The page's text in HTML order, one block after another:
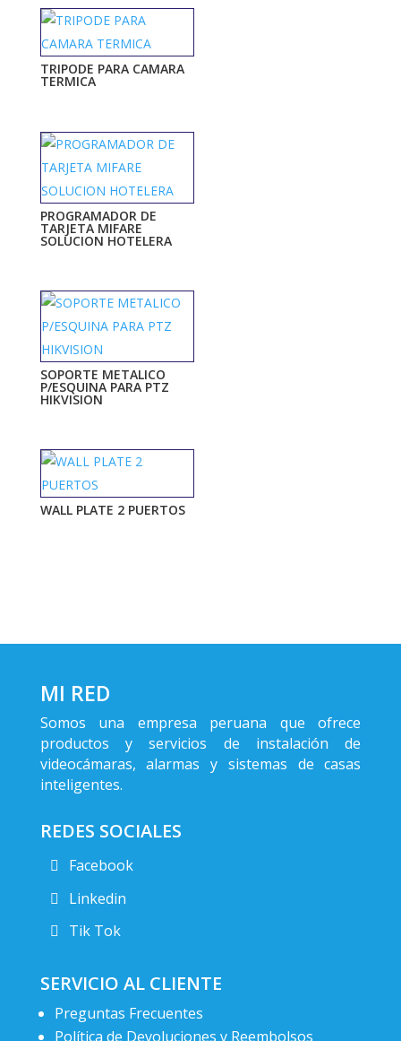
TRIPODE PARA CAMARA
TERMICA
PROGRAMADOR DE
TARJETA MIFARE
SOLUCION HOTELERA
SOPORTE METALICO
P/ESQUINA PARA PTZ
HIKVISION
WALL PLATE 2 PUERTOS
MI RED
Somos una empresa peruana que ofrece
productos y servicios de instalación de
videocámaras, alarmas y sistemas de casas
inteligentes.
REDES SOCIALES
Facebook
Linkedin
Tik Tok
SERVICIO AL CLIENTE
Preguntas Frecuentes
Política de Devoluciones y Reembolsos